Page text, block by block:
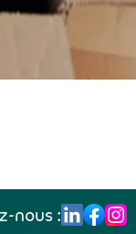
nous :